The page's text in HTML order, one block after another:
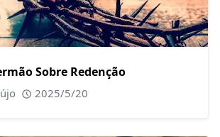
Sobre Redenção
2025/5/20